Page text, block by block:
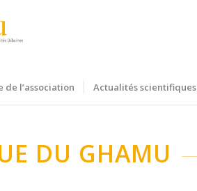
de l’association Actualités scientifiques
DU GHAMU